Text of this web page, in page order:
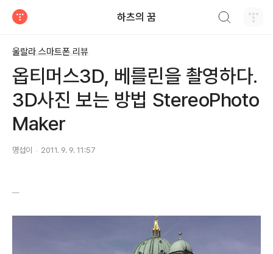
하츠의 꿈
울랄라 스마트폰 리뷰
옵티머스3D, 베를린을 촬영하다.
3D사진 보는 방법 StereoPhoto
Maker
명섭이 2011. 9. 9. 11:57